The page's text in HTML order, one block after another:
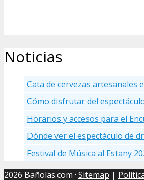
Noticias
Cata de cervezas artesanales
Cómo disfrutar del
Horarios y accesos para el
Dónde ver el espectáculo de
Festival de Música al Estany
2026 Bañolas.com · Sitemap |